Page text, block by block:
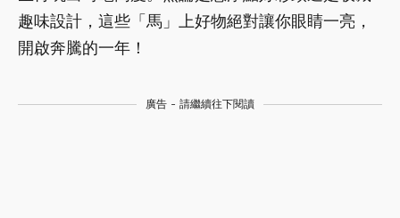
趣味設計，這些「馬」上好物絕對讓你眼睛一亮，
開啟奔騰的一年！
廣告 - 請繼續往下閱讀